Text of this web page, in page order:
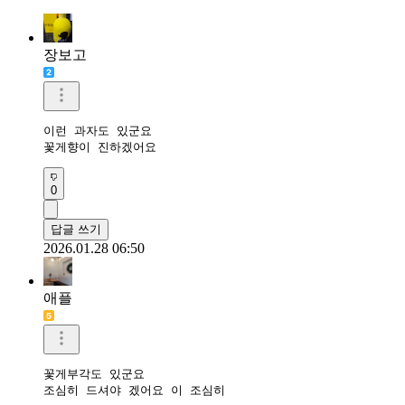
장보고
이런 과자도 있군요
꽃게향이 진하겠어요
0
답글 쓰기
2026.01.28 06:50
애플
꽃게부각도 있군요
조심히 드셔야 겠어요 이 조심히